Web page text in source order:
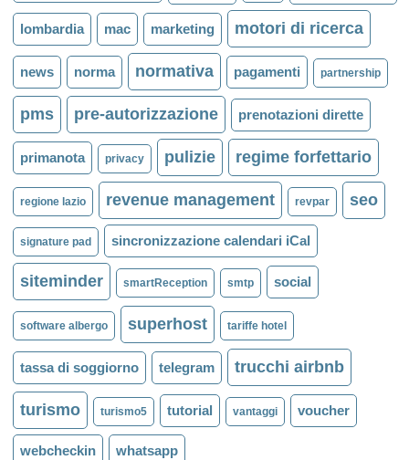
lombardia mac marketing motori di ricerca
news norma normativa pagamenti partnership
pms pre-autorizzazione prenotazioni dirette
primanota privacy pulizie regime forfettario
regione lazio revenue management revpar seo
signature pad sincronizzazione calendari iCal
siteminder smartReception smtp social
software albergo superhost tariffe hotel
tassa di soggiorno telegram trucchi airbnb
turismo turismo5 tutorial vantaggi voucher
webcheckin whatsapp